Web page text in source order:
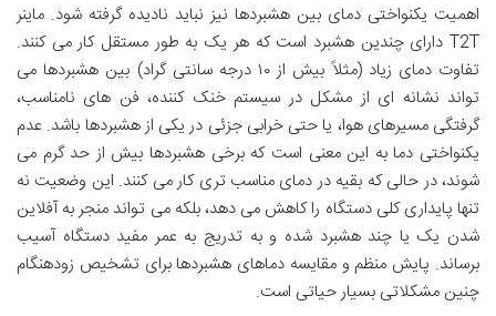
اهمیت یکنواختی دمای بین هشبردها نیز نباید نادیده گرفته شود. ماینر
T2T دارای چندین هشبرد است که هر یک به طور مستقل کار می کنند.
تفاوت دمای زیاد (مثلاً بیش از ۱۰ درجه سانتی گراد) بین هشبردها می
تواند نشانه ای از مشکل در سیستم خنک کننده، فن های نامناسب،
گرفتگی مسیرهای هوا، یا حتی خرابی جزئی در یکی از هشبردها باشد. عدم
یکنواختی دما به این معنی است که برخی هشبردها بیش از حد گرم می
شوند، در حالی که بقیه در دمای مناسب تری کار می کنند. این وضعیت نه
تنها پایداری کلی دستگاه را کاهش می دهد، بلکه می تواند منجر به آفلاین
شدن یک یا چند هشبرد شده و به تدریج به عمر مفید دستگاه آسیب
برساند. پایش منظم و مقایسه دماهای هشبردها برای تشخیص زودهنگام
چنین مشکلاتی بسیار حیاتی است.